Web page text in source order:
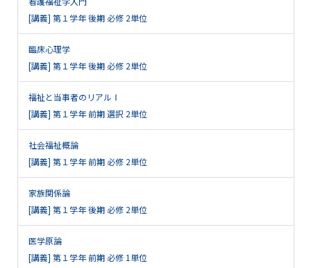
[講義] 第１学年 後期 必修 2単位
臨床心理学
[講義] 第１学年 後期 必修 2単位
福祉と当事者のリアルⅠ
[講義] 第１学年 前期 選択 2単位
社会福祉概論
[講義] 第１学年 前期 必修 2単位
家族関係論
[講義] 第１学年 後期 必修 2単位
医学原論
[講義] 第１学年 前期 必修 1単位